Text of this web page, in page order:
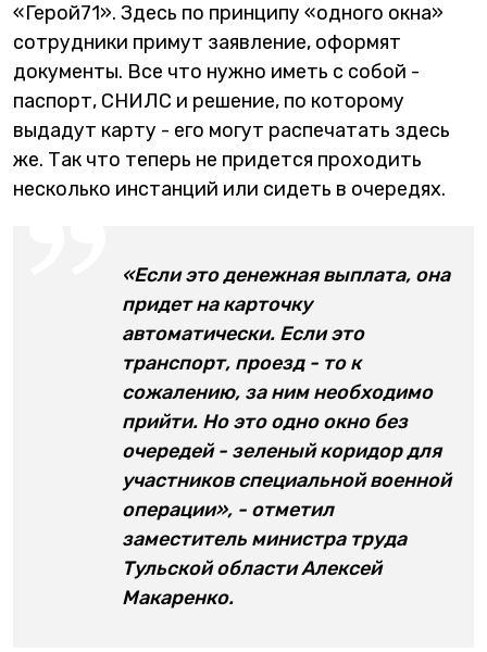
«Герой71». Здесь по принципу «одного окна»
сотрудники примут заявление, оформят
документы. Все что нужно иметь с собой -
паспорт, СНИЛС и решение, по которому
выдадут карту - его могут распечатать здесь
же. Так что теперь не придется проходить
несколько инстанций или сидеть в очередях.
«Если это денежная выплата, она
придет на карточку
автоматически. Если это
транспорт, проезд - то к
сожалению, за ним необходимо
прийти. Но это одно окно без
очередей - зеленый коридор для
участников специальной военной
операции», - отметил
заместитель министра труда
Тульской области Алексей
Макаренко.